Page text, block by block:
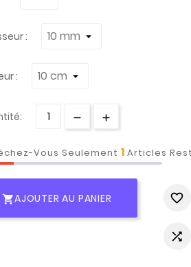
:
:
Vous Seulement 1 Articles
AJOUTER AU PANIER favorite_border
